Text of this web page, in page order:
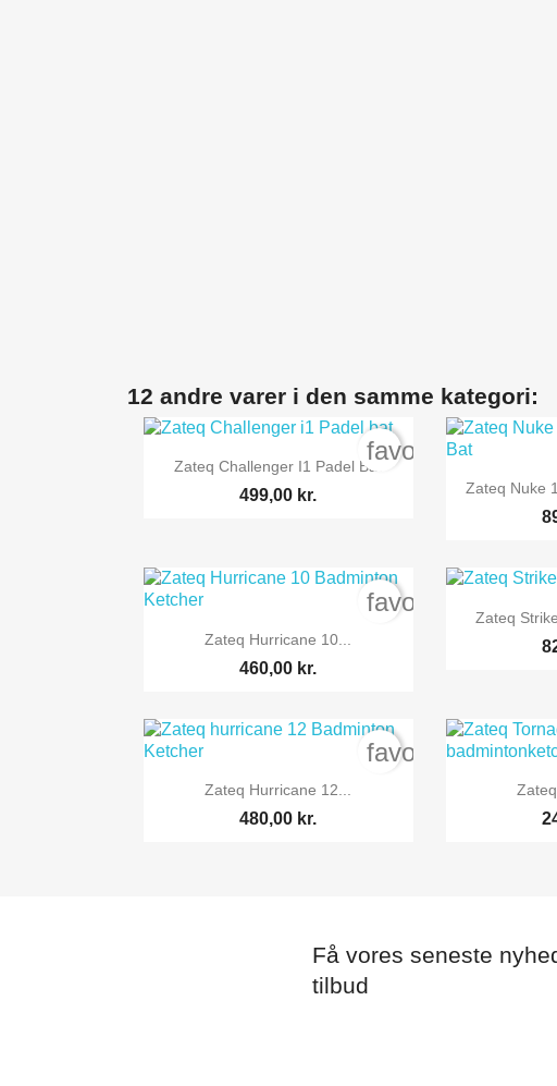
12 andre varer i den samme kategori:
 Vis her
Zateq Challenger I1 Padel Bat
499,00 kr.
favorite_border

Zateq Nuke
 Vis her
Zateq Hurricane 10...
460,00 kr.
favorite_border 
Zateq
 Vis her
Zateq Hurricane 12...
480,00 kr.
favorite_border

Zateq
Få vores seneste
tilbud